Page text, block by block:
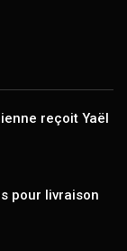
reçoit Yaël
pour livraison